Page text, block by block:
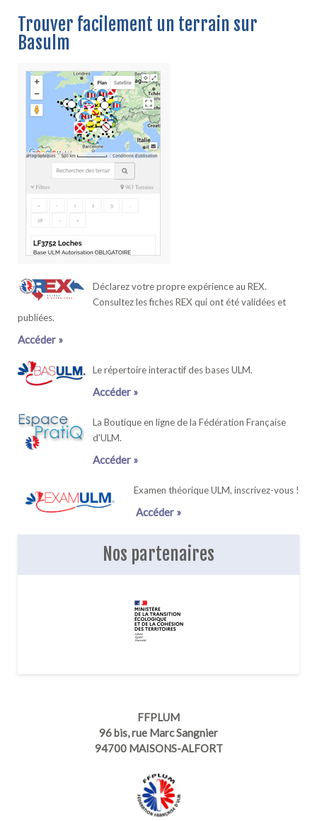
Trouver facilement un terrain sur
Basulm
Déclarez votre propre expérience au REX.
Consultez les fiches REX qui ont été validées et
publiées.
Accéder »
Le répertoire interactif des bases ULM.
Accéder »
La Boutique en ligne de la Fédération Française
d'ULM.
Accéder »
Examen théorique ULM, inscrivez-vous !
Accéder »
Nos partenaires
FFPLUM
96 bis, rue Marc Sangnier
94700 MAISONS-ALFORT